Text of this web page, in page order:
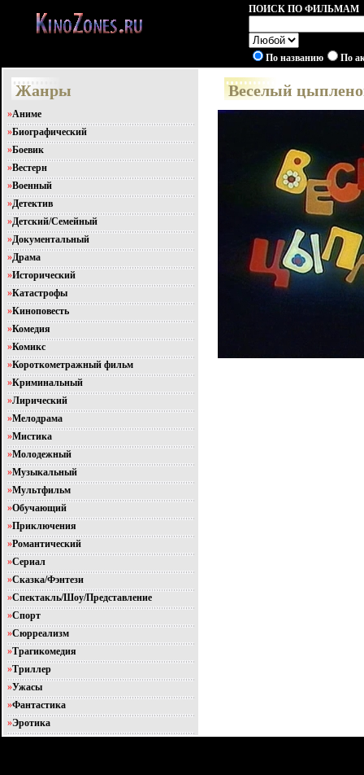
ПОИСК ПО ФИЛЬМАМ
По названию По
Жанры
»Аниме
»Биографический
»Боевик
»Вестерн
»Военный
»Детектив
»Детский/Семейный
»Документальный
»Драма
»Исторический
»Катастрофы
»Киноповесть
»Комедия
»Комикс
»Короткометражный фильм
»Криминальный
»Лирический
»Мелодрама
»Мистика
»Молодежный
»Музыкальный
»Мультфильм
»Обучающий
»Приключения
»Романтический
»Сериал
»Сказка/Фэнтези
»Спектакль/Шоу/Представление
»Спорт
»Сюрреализм
»Трагикомедия
»Триллер
»Ужасы
»Фантастика
»Эротика
Веселый